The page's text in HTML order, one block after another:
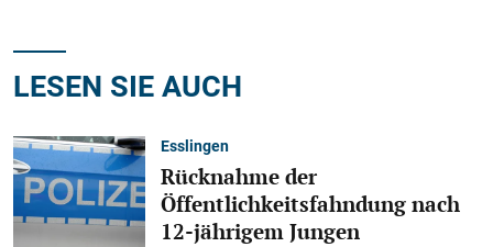
LESEN SIE AUCH
Esslingen
Rücknahme der
Öffentlichkeitsfahndung nach
12-jährigem Jungen